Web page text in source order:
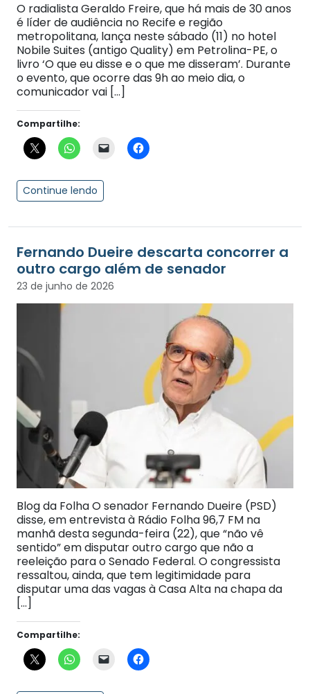
O radialista Geraldo Freire, que há mais de 30 anos
é líder de audiência no Recife e região
metropolitana, lança neste sábado (11) no hotel
Nobile Suites (antigo Quality) em Petrolina-PE, o
livro ‘O que eu disse e o que me disseram’. Durante
o evento, que ocorre das 9h ao meio dia, o
comunicador vai […]
Compartilhe:
Continue lendo
Fernando Dueire descarta concorrer a
outro cargo além de senador
23 de junho de 2026
Blog da Folha O senador Fernando Dueire (PSD)
disse, em entrevista à Rádio Folha 96,7 FM na
manhã desta segunda-feira (22), que “não vê
sentido” em disputar outro cargo que não a
reeleição para o Senado Federal. O congressista
ressaltou, ainda, que tem legitimidade para
disputar uma das vagas à Casa Alta na chapa da
[…]
Compartilhe: